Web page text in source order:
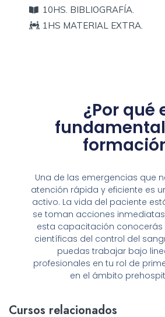
10HS. BIBLIOGRAFÍA.
1HS MATERIAL EXTRA.
¿Por qué
Una de las emergencias que
atención rápida y eficiente es
activo. La vida del paciente
se toman acciones
esta capacitación conocerás
científicas del control del
puedas trabajar bajo
profesionales en tu rol de
en el ámbito
Cursos relacionados